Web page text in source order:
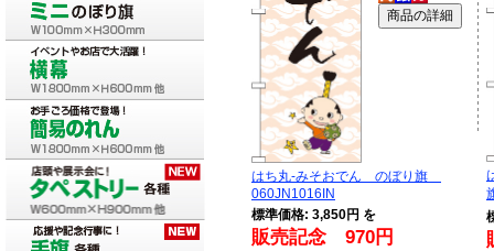
はち丸-みそおでん のぼり旗
060JN1016IN
標準価格: 3,850円 を
販売記念 970円